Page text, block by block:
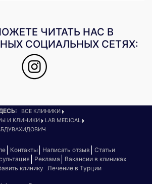
ЧИТАТЬ НАС В
СОЦИАЛЬНЫХ СЕТЯХ:
ВСЕ КЛИНИКИ
И КЛИНИКИ
LAB MEDICAL
Контакты Написать отзыв
Статьи
Реклама
Вакансии в клиниках
клинику
Лечение в Турции